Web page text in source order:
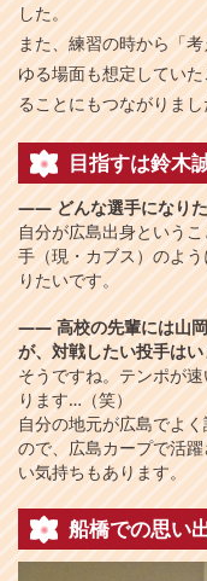
した。
また、練習の時から「
ゆる場面も想定してい
ることにもつながりまし
目指すは鈴木
―― どんな選手になり
自分が広島出身という
手（現・カブス）のよ
りたいです。
―― 高校の先輩には山岡
が、対戦したい投手は
そうですね。テンポが
ります…（笑）
自分の地元が広島でよ
ので、広島カープで活
い気持ちもあります。
船橋での思い